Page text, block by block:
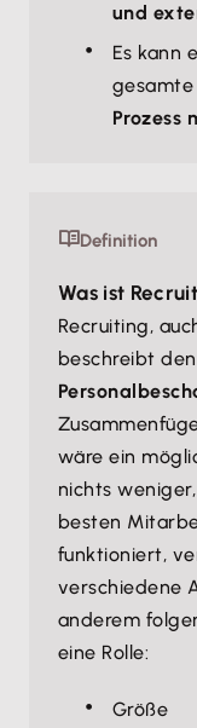
und
Es kann
gesamte
Prozess
Definition
Was ist
Recruiting,
beschreibt
wäre ein
nichts
besten
funktioniert,
verschiedene
anderem
eine Rolle:
Größe